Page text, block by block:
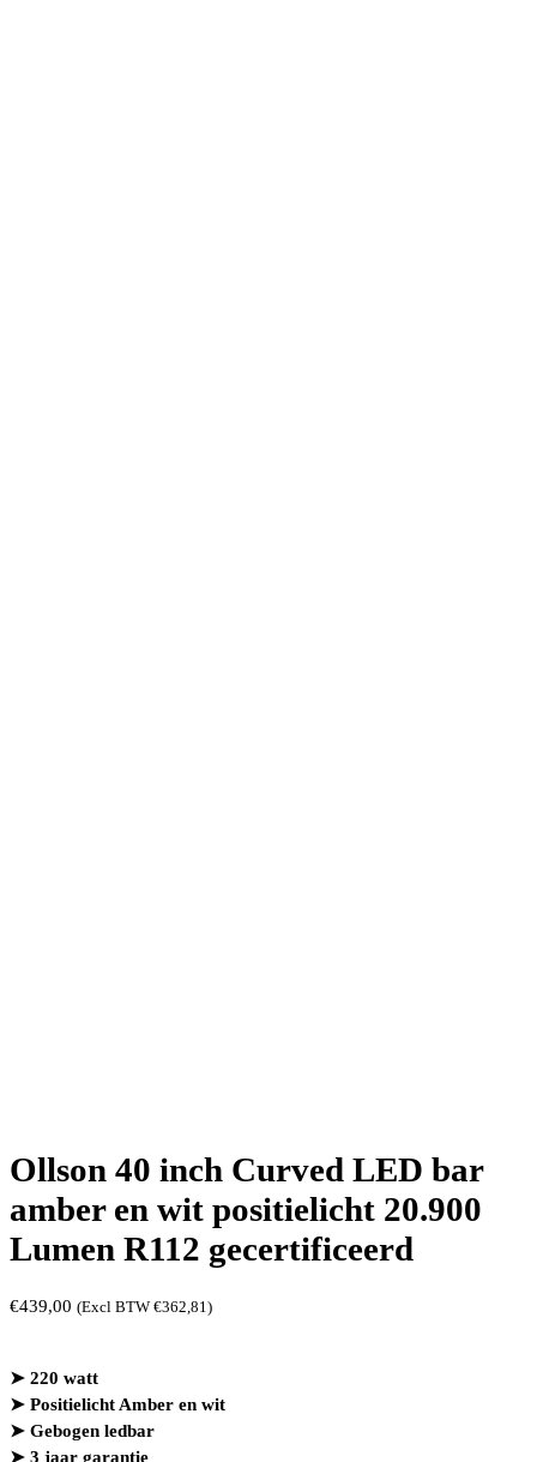
Ollson 40 inch Curved LED bar
amber en wit positielicht 20.900
Lumen R112 gecertificeerd
€439,00 (Excl BTW €362,81 )
➤ 220 watt
➤ Positielicht Amber en wit
➤ Gebogen ledbar
➤ 3 jaar garantie